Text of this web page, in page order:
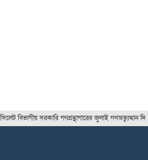
বিভাগীয় সরকারি গণগ্রন্থাগারের জুলাই গণঅভ্যুত্থান দিবস